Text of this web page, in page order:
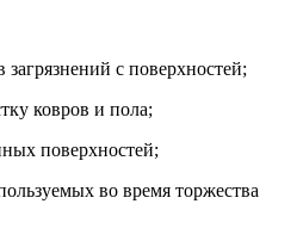
с поверхностей;
ковров и пола;
поверхностей;
во время торжества